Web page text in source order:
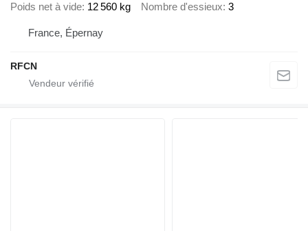
Poids net à vide 12 560 kg Nombre d'essieux 3
France, Épernay
RFCN